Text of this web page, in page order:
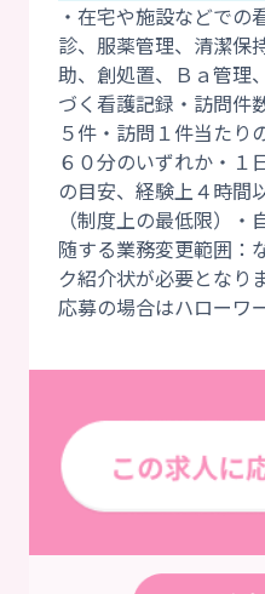
・在宅や施設などでの
診、服薬管理、清潔保
助、創処置、Ｂａ管理
づく看護記録・訪問件
５件・訪問１件当たり
６０分のいずれか・１
の目安、経験上４時間
（制度上の最低限）
随する業務変更範囲：
ク紹介状が必要となり